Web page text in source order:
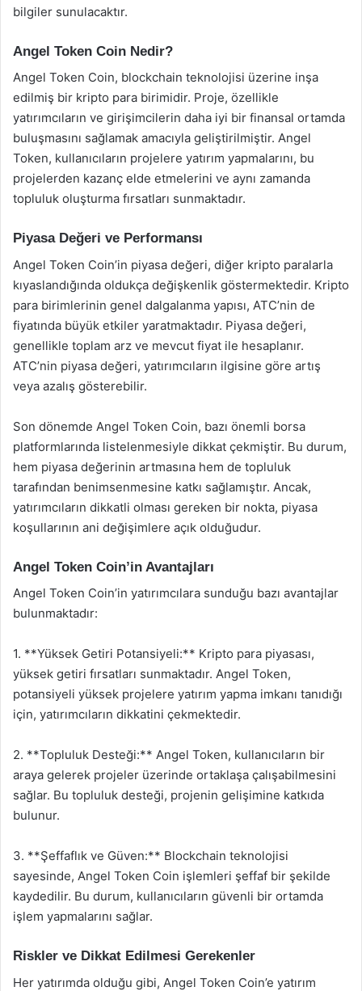
bilgiler sunulacaktır.
Angel Token Coin Nedir?
Angel Token Coin, blockchain teknolojisi üzerine inşa
edilmiş bir kripto para birimidir. Proje, özellikle
yatırımcıların ve girişimcilerin daha iyi bir finansal ortamda
buluşmasını sağlamak amacıyla geliştirilmiştir. Angel
Token, kullanıcıların projelere yatırım yapmalarını, bu
projelerden kazanç elde etmelerini ve aynı zamanda
topluluk oluşturma fırsatları sunmaktadır.
Piyasa Değeri ve Performansı
Angel Token Coin’in piyasa değeri, diğer kripto paralarla
kıyaslandığında oldukça değişkenlik göstermektedir. Kripto
para birimlerinin genel dalgalanma yapısı, ATC’nin de
fiyatında büyük etkiler yaratmaktadır. Piyasa değeri,
genellikle toplam arz ve mevcut fiyat ile hesaplanır.
ATC’nin piyasa değeri, yatırımcıların ilgisine göre artış
veya azalış gösterebilir.
Son dönemde Angel Token Coin, bazı önemli borsa
platformlarında listelenmesiyle dikkat çekmiştir. Bu durum,
hem piyasa değerinin artmasına hem de topluluk
tarafından benimsenmesine katkı sağlamıştır. Ancak,
yatırımcıların dikkatli olması gereken bir nokta, piyasa
koşullarının ani değişimlere açık olduğudur.
Angel Token Coin’in Avantajları
Angel Token Coin’in yatırımcılara sunduğu bazı avantajlar
bulunmaktadır:
1. **Yüksek Getiri Potansiyeli:** Kripto para piyasası,
yüksek getiri fırsatları sunmaktadır. Angel Token,
potansiyeli yüksek projelere yatırım yapma imkanı tanıdığı
için, yatırımcıların dikkatini çekmektedir.
2. **Topluluk Desteği:** Angel Token, kullanıcıların bir
araya gelerek projeler üzerinde ortaklaşa çalışabilmesini
sağlar. Bu topluluk desteği, projenin gelişimine katkıda
bulunur.
3. **Şeffaflık ve Güven:** Blockchain teknolojisi
sayesinde, Angel Token Coin işlemleri şeffaf bir şekilde
kaydedilir. Bu durum, kullanıcıların güvenli bir ortamda
işlem yapmalarını sağlar.
Riskler ve Dikkat Edilmesi Gerekenler
Her yatırımda olduğu gibi, Angel Token Coin’e yatırım